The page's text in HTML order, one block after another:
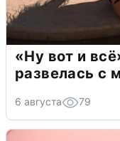
«Ну вот и
развелась с
6 августа 79